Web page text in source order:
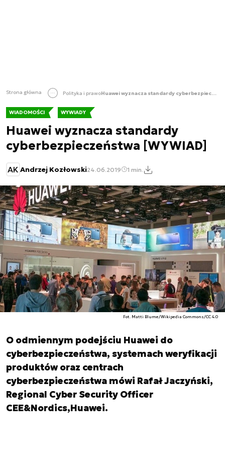
Strona główna Polityka i prawo Huawei wyznacza standardy cyberbezpieczeństwa [WYWIAD]
WIADOMOŚCI WYWIADY
Huawei wyznacza standardy
cyberbezpieczeństwa [WYWIAD]
AK Andrzej Kozłowski24.06.2019 1 min.
Fot. Matti Blume/Wikipedia Commons/CC 4.0
O odmiennym podejściu Huawei do
cyberbezpieczeństwa, systemach weryfikacji
produktów oraz centrach
cyberbezpieczeństwa mówi Rafał Jaczyński,
Regional Cyber Security Officer
CEE&Nordics,Huawei.